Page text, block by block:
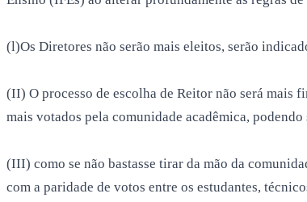
(l)Os Diretores não serão mais eleitos, serão
(II) O processo de escolha de Reitor não será
mais votados pela comunidade acadêmica,
(III) como se não bastasse tirar da mão da
com a paridade de votos entre os estudantes,